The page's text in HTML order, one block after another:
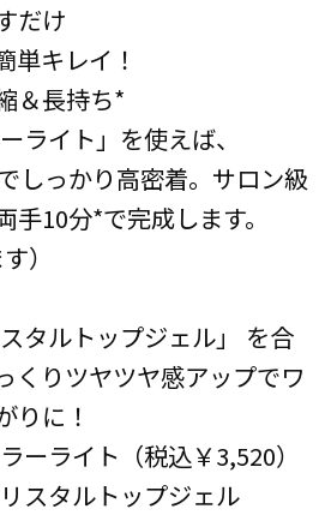
だけ
単キレイ！
＆長持ち*
ライト」を使えば、
しっかり高密着。サロン級
手10分*で完成します。
）
タルトップジェル」 を合
くりツヤツヤ感アップでワ
りに！
ーライト（税込￥3,520）
スタルトップジェル